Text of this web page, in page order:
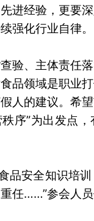
进经验，更要
强化行业自律。
验、主体责任
品领域是职业
人的建议。希
序”为出发点
品安全知识培
任……”参会人员